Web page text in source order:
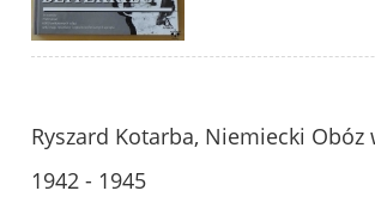
Ryszard Kotarba, Niemiecki Obóz
1942 - 1945